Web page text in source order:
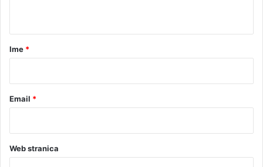
rIme *
Email *
Web stranica